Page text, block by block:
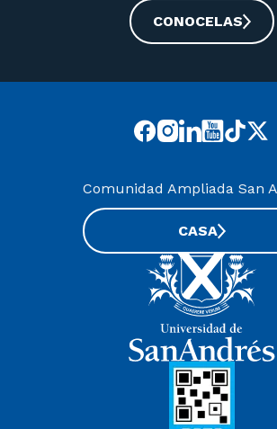
CONOCELAS
Comunidad Ampliada San
CASA